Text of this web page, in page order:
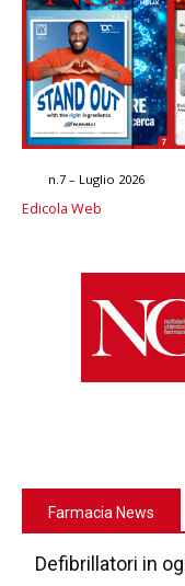
n.7 – Luglio 2026
Edicola Web
Farmacia News
Defibrillatori in